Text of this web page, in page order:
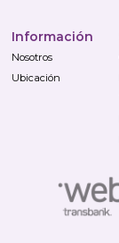
Información
Nosotros
Ubicación